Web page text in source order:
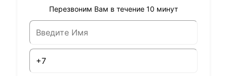
Перезвоним Вам в течение 10 минут